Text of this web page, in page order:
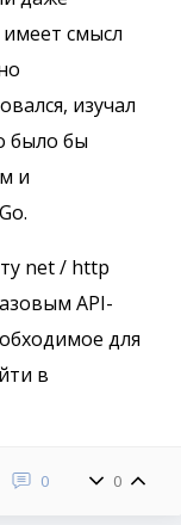
смысл
изучал
было бы
и
net / http
API-
для
в
0 0